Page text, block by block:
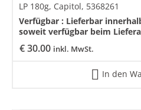
€30.00 inkl. MwSt.
LP 180g, Capitol, 5368261
Verfügbar : Lieferbar
soweit verfügbar beim
In den